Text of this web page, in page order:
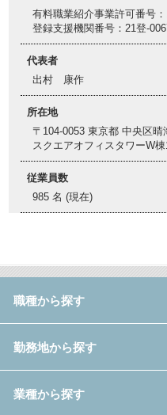
有料職業紹介事業許可番号
登録支援機関番号：21登-
代表者
出村 康作
所在地
〒104-0053 東京都 中央区
スクエアオフィスタワーW
従業員数
985 名 (現在)
職種から探す
勤務地から探す
業種から探す